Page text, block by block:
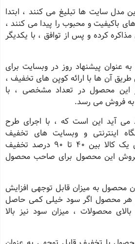
مدل سایت ها تبلیغ می کنند ، ابتدا
باکیفیت و محبوب را پیدا می کنند ،
کرده و پس از توافق ، با یکدیگر
پیشنهاد روز در وبسایت برای
آن ها با ارائه کوپن های تخفیف ،
این محصول در تعداد مشخصی ، با
به فروش می رسد.
می آید این است که ، با اجرای طرح
اینترنتی و وبسایت های تخفیف
گروهی ، زمانی که برای یک کالا بین 40 تا 90 درصد تخفیف
این محصول برای صاحب محصول
محصول به میزان قابل توجهی افزایش
هر محصول اگر سود خیلی کمی حاصل
محصولات ، میزان سود نیز بالا